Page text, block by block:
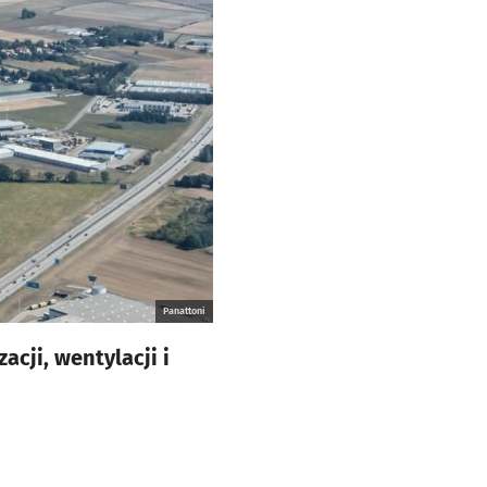
Panattoni
wentylacji i